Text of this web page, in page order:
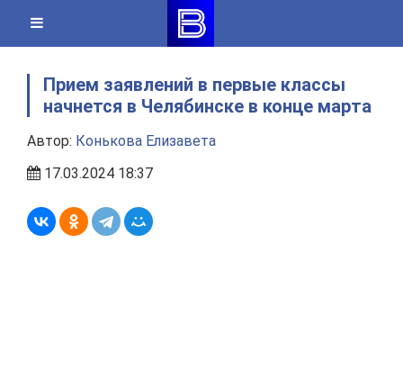
content
Прием заявлений в первые классы
начнется в Челябинске в конце марта
Автор: Конькова Елизавета
17.03.2024 18:37